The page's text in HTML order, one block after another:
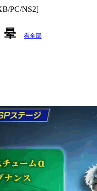
PC/NS2]
晕 看全部